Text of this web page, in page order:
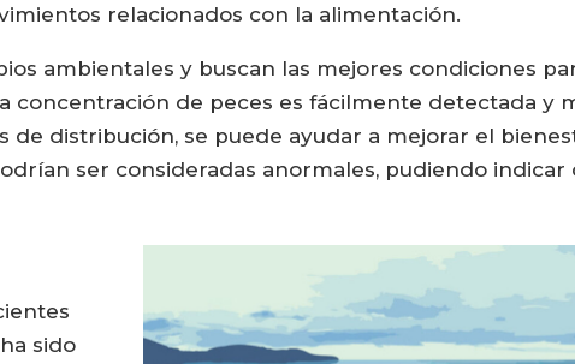
relacionados con la alimentación.
ambientales y buscan las mejores condiciones
concentración de peces es fácilmente detectada y
de distribución, se puede ayudar a mejorar el
ser consideradas anormales, pudiendo indicar
sido